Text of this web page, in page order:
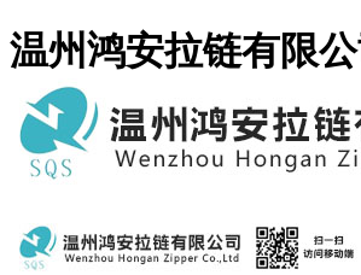
温州鸿安拉链有限公